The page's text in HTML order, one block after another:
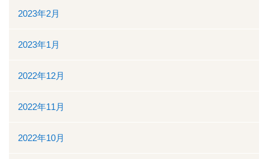
2023年2月
2023年1月
2022年12月
2022年11月
2022年10月